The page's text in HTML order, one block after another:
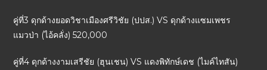
คู่ที่3 ดุกด้างยอดวิชาเมืองศรีวิชัย (ปปส.) VS ดุกด้างแซมเพชร
แมวป่า (ไอ้คลั่ง) 520,000
คู่ที่4 ดุกด้างงามเสรีชัย (ฮุนเชน) VS แดงพิทักษ์เดช (ไมค์ไทสัน)